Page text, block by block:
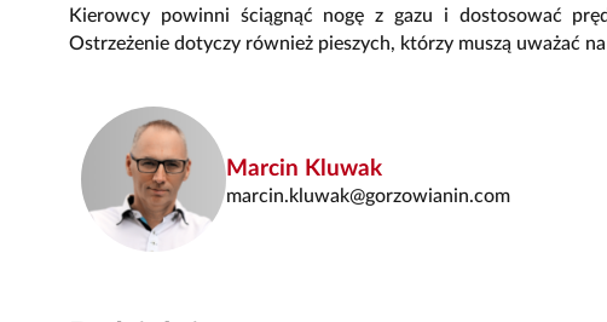
Kierowcy powinni ściągnąć nogę z gazu i dostosować
Ostrzeżenie dotyczy również pieszych, którzy muszą uważać
Marcin Kluwak
marcin.kluwak@gorzowianin.com